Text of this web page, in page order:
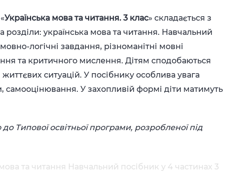
Українська мова та читання. 3 клас» складається з
українська мова та читання. Навчальний
логічні завдання, різноманітні мовні
та критичного мислення. Дітям сподобаються
ситуацій. У посібнику особлива увага
самооцінювання. У захопливій формі діти матимуть
Типової освітньої програми, розробленої під
та читання Навчальний посібник у 4 частинах 3